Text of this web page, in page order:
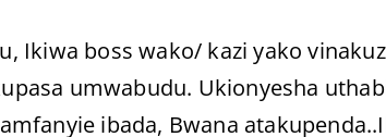
Ikiwa boss wako/ kazi yako
umwabudu. Ukionyesha
ibada, Bwana